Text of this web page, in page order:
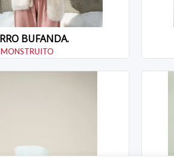
BUFANDA.
MONSTRUITO